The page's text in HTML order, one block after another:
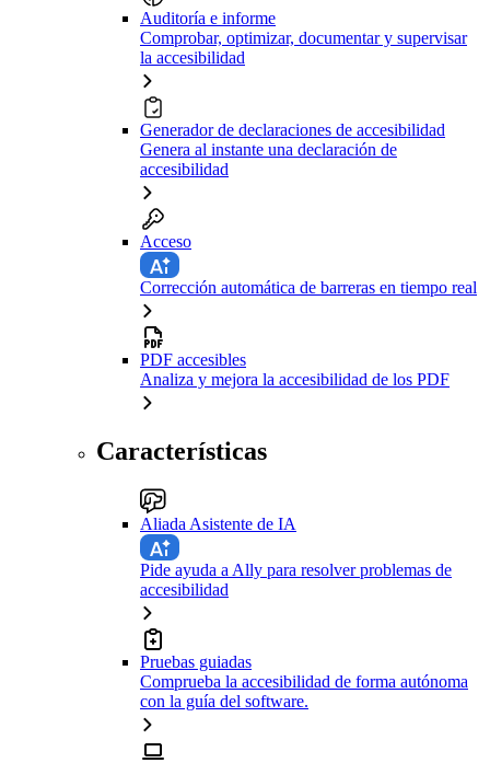
Auditoría e informe
Comprobar, optimizar, documentar y supervisar
la accesibilidad
Generador de declaraciones de accesibilidad
Genera al instante una declaración de
accesibilidad
Acceso
Corrección automática de barreras en tiempo real
PDF accesibles
Analiza y mejora la accesibilidad de los PDF
Características
Aliada Asistente de IA
Pide ayuda a Ally para resolver problemas de
accesibilidad
Pruebas guiadas
Comprueba la accesibilidad de forma autónoma
con la guía del software.